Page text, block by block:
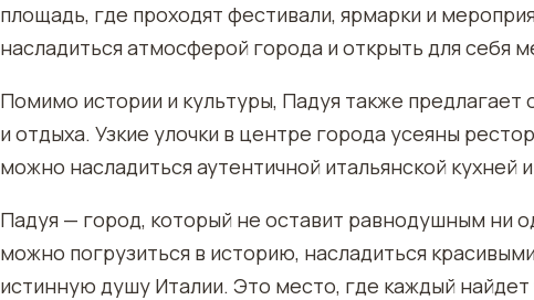
площадь, где проходят фестивали, ярмарки и
насладиться атмосферой города и открыть для себя
Помимо истории и культуры, Падуя также
и отдыха. Узкие улочки в центре города усеяны
можно насладиться аутентичной итальянской кухней
Падуя — город, который не оставит равнодушным ни
можно погрузиться в историю, насладиться
истинную душу Италии. Это место, где каждый